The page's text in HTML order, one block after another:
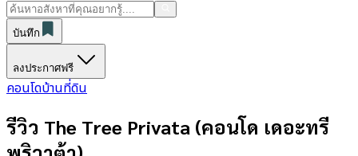
บันทึก
ลงประกาศฟรี
คอนโดบ้านที่ดิน
รีวิว The Tree Privata (คอนโด เดอะทรี